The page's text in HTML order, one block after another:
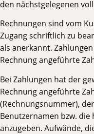
den nächstgelegenen
Rechnungen sind vom
Zugang schriftlich zu
als anerkannt.
Rechnung angeführte
Bei Zahlungen hat der
Rechnung angeführte
(Rechnungsnummer),
Benutzernamen bzw.
anzugeben. Aufwände,